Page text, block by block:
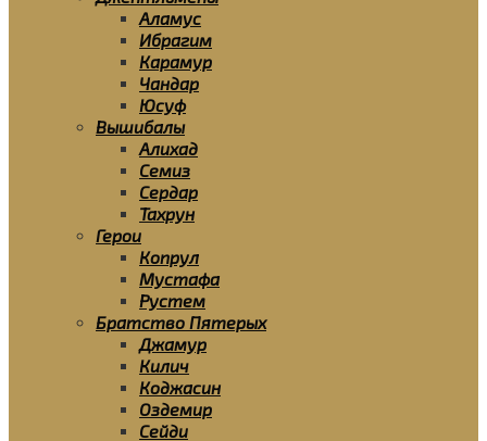
Аламус
Ибрагим
Карамур
Чандар
Юсуф
Вышибалы
Алихад
Семиз
Сердар
Тахрун
Герои
Копрул
Мустафа
Рустем
Братство Пятерых
Джамур
Килич
Коджасин
Оздемир
Сейди